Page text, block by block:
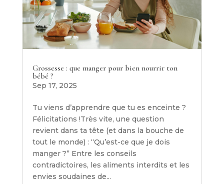
Grossesse : que manger pour bien nourrir ton
bébé ?
Sep 17, 2025
Tu viens d’apprendre que tu es enceinte ?
Félicitations !Très vite, une question
revient dans ta tête (et dans la bouche de
tout le monde) : “Qu’est-ce que je dois
manger ?” Entre les conseils
contradictoires, les aliments interdits et les
envies soudaines de...